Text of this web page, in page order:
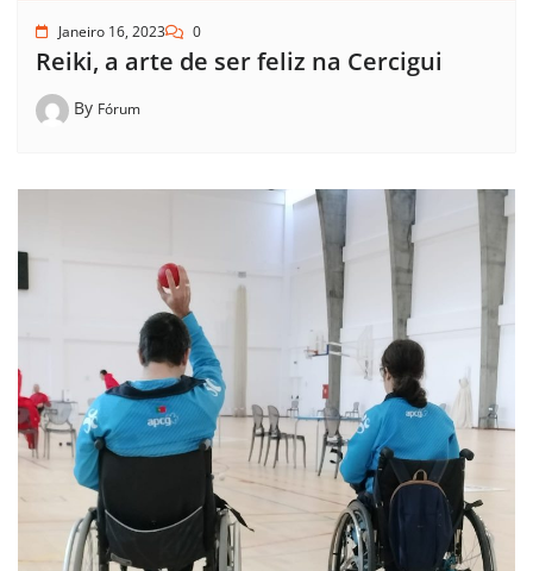
Janeiro 16, 2023 0
Reiki, a arte de ser feliz na Cercigui
By Fórum